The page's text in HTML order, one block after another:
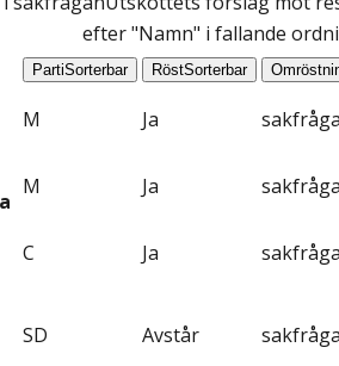
efter "Namn" i fallande
PartiSorterbar RöstSorterbar
M Ja
M Ja
C Ja
SD Avstår